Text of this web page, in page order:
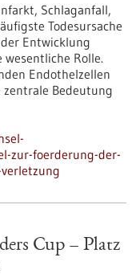
Schlaganfall,
Todesursache
Entwicklung
Rolle.
Endothelzellen
zentrale Bedeutung
zur-foerderung-der-
Cup – Platz